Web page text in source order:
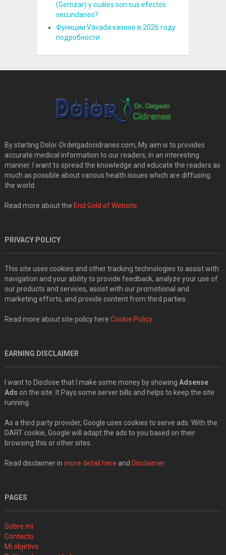
(Gemzar) y cuáles son sus efectos
secundarios?
Функции Vavada казино в 2026 году
подробности
By starting Dolor-Drdelgadocidranes.com, My aim is to provides
accurate medical information to our readers, in an interesting
manner. I want to spread the knowledge and educate the readers as
much as possible about various health issues which are diffusing
the world.
Read more about the End Gold of Website
PRIVACY POLICY
This site uses cookies and other tracking technologies to assist with
navigation and your ability to provide feedback, analyze your use of
our products and services, assist with our promotional and
marketing efforts, and provide content from third parties.
Read more about site policy here Cookie Policy
EARNING DISCLAIMER
I want to Disclose that I make some money by showing Adsense
Ads on the site. It Pays some server bills and helps to keep the site
running.
As a third party provider, Google uses cookies to serve ads. With the
DART cookie, Google will adapt the ads to you based on their
browsing this or other sites..
Read disclaimer in more detail here and Disclaimer
PAGES
Sobre mi
Contacto
Mi objetivo